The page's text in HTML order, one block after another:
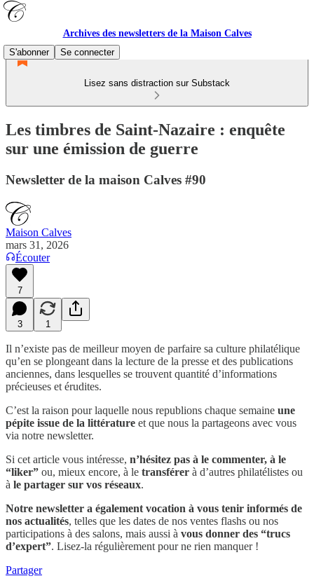
Archives des newsletters de la Maison Calves
S'abonner
Se connecter
Lisez sans distraction sur Substack
Les timbres de Saint-Nazaire : enquête
sur une émission de guerre
Newsletter de la maison Calves #90
Maison Calves
mars 31, 2026
Écouter
7
3 1
Il n’existe pas de meilleur moyen de parfaire sa culture philatélique
qu’en se plongeant dans la lecture de la presse et des publications
anciennes, dans lesquelles se trouvent quantité d’informations
précieuses et érudites.
C’est la raison pour laquelle nous republions chaque semaine une
pépite issue de la littérature et que nous la partageons avec vous
via notre newsletter.
Si cet article vous intéresse, n’hésitez pas à le commenter, à le
“liker” ou, mieux encore, à le transférer à d’autres philatélistes ou
à le partager sur vos réseaux.
Notre newsletter a également vocation à vous tenir informés de
nos actualités, telles que les dates de nos ventes flashs ou nos
participations à des salons, mais aussi à vous donner des “trucs
d’expert”. Lisez-la régulièrement pour ne rien manquer !
Partager